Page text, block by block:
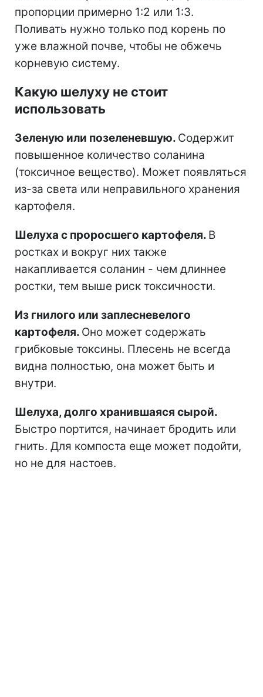
пропорции примерно 1:2 или 1:3.
Поливать нужно только под корень по
уже влажной почве, чтобы не обжечь
корневую систему.
Какую шелуху не стоит
использовать
Зеленую или позеленевшую. Содержит
повышенное количество соланина
(токсичное вещество). Может появляться
из-за света или неправильного хранения
картофеля.
Шелуха с проросшего картофеля. В
ростках и вокруг них также
накапливается соланин - чем длиннее
ростки, тем выше риск токсичности.
Из гнилого или заплесневелого
картофеля. Оно может содержать
грибковые токсины. Плесень не всегда
видна полностью, она может быть и
внутри.
Шелуха, долго хранившаяся сырой.
Быстро портится, начинает бродить или
гнить. Для компоста еще может подойти,
но не для настоев.